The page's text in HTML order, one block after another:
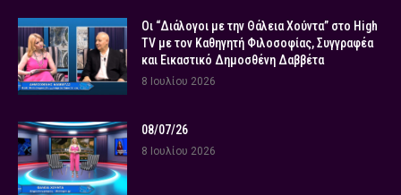
Οι “Διάλογοι με την Θάλεια Χούντα” στο High
TV με τον Καθηγητή Φιλοσοφίας, Συγγραφέα
και Εικαστικό Δημοσθένη Δαββέτα
8 Ιουλίου 2026
08/07/26
8 Ιουλίου 2026